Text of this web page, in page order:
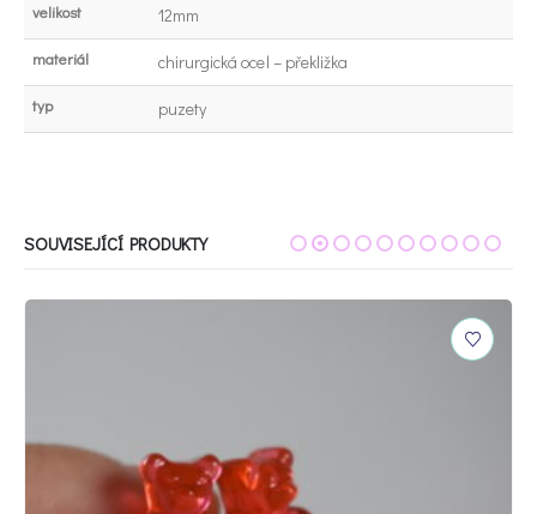
velikost 12mm
materiál chirurgická ocel – překližka
typ puzety
SOUVISEJÍCÍ PRODUKTY